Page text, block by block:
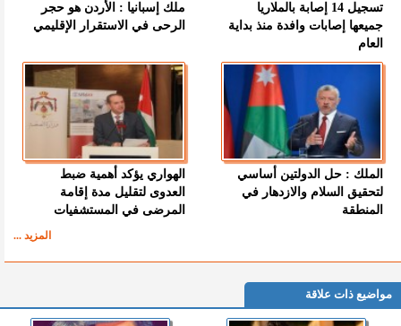
تسجيل 14 إصابة بالملاريا
جميعها إصابات وافدة منذ بداية
العام
ملك إسبانيا : الأردن هو حجر
الرحى في الاستقرار الإقليمي
الملك : حل الدولتين أساسي
لتحقيق السلام والازدهار في
المنطقة
الهواري يؤكد أهمية ضبط
العدوى لتقليل مدة إقامة
المرضى في المستشفيات
المزيد ...
مواضيع ذات علاقة